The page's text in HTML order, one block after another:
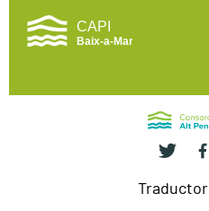
Traductor